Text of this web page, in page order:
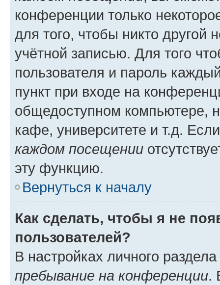
конференции только
для того, чтобы никто другой
учётной записью. Для того
пользователя и пароль
пункт при входе на
общедоступном компьютере,
кафе, университете и т.д.
каждом посещении
эту функцию.
Вернуться к началу
Как сделать, чтобы я не
пользователей?
В настройках личного
пребывание на конференции.